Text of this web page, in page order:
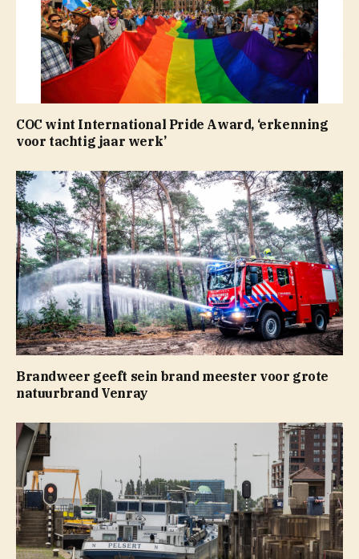
COC wint International Pride Award, ‘erkenning
voor tachtig jaar werk’
Brandweer geeft sein brand meester voor grote
natuurbrand Venray